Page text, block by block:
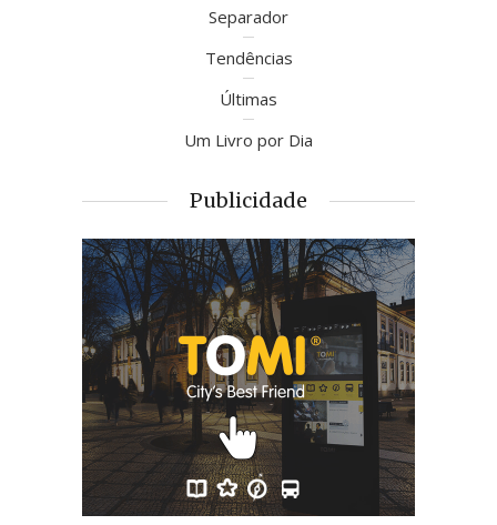
Separador
Tendências
Últimas
Um Livro por Dia
Publicidade